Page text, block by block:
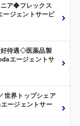
ニア◆フレックス
ージェントサービ
好待遇◇医薬品製
エージェントサ
世界トップシェア
ージェントサー